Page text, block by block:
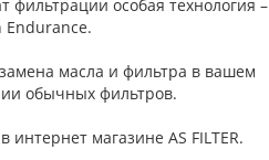
особая технология –
Endurance.
масла и фильтра в вашем
обычных фильтров.
магазине AS FILTER.